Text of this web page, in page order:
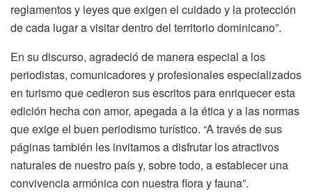
reglamentos y leyes que exigen el cuidado y la protección
de cada lugar a visitar dentro del territorio dominicano”.
En su discurso, agradeció de manera especial a los
periodistas, comunicadores y profesionales especializados
en turismo que cedieron sus escritos para enriquecer esta
edición hecha con amor, apegada a la ética y a las normas
que exige el buen periodismo turístico. “A través de sus
páginas también les invitamos a disfrutar los atractivos
naturales de nuestro país y, sobre todo, a establecer una
convivencia armónica con nuestra flora y fauna”.